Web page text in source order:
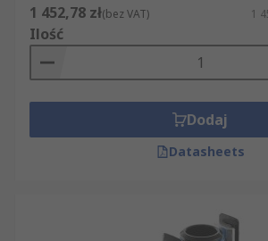
1 452,78 zł(bez VAT) 1
Ilość
Dodaj
Datasheets